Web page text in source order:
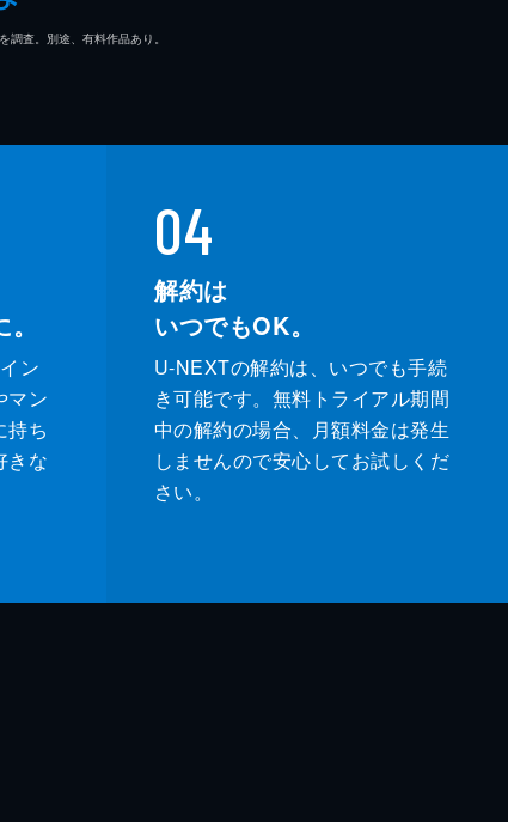
査。別途、有料作品あり。
ン
マン
持ち
きな
04
解約は
いつでもOK。
U-NEXTの解約は、いつでも手続
き可能です。無料トライアル期間
中の解約の場合、月額料金は発生
しませんので安心してお試しくだ
さい。